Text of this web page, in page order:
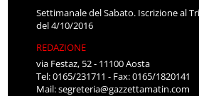
Settimanale del Sabato. Iscrizione al
del 4/10/2016
REDAZIONE
via Festaz, 52 - 11100 Aosta
Tel: 0165/231711 - Fax: 0165/1820141
Mail:segreteria@gazzettamatin.com